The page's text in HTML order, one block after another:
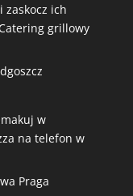
zaskocz ich
grillowy
w
na telefon w
Praga